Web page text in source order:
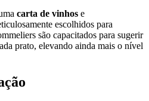
carta de vinhos e
escolhidos para
são capacitados para sugerir
prato, elevando ainda mais o nível